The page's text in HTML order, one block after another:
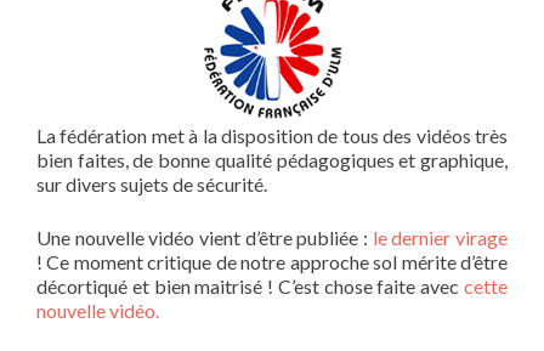
La fédération met à la disposition de tous des vidéos très
bien faites, de bonne qualité pédagogiques et graphique,
sur divers sujets de sécurité.
Une nouvelle vidéo vient d’être publiée : le dernier virage
! Ce moment critique de notre approche sol mérite d’être
décortiqué et bien maitrisé ! C’est chose faite avec cette
nouvelle vidéo.